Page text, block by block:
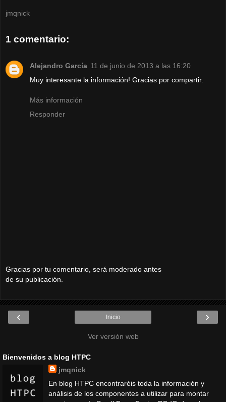
jmqnick
1 comentario:
Alejandro García 11 de junio de 2013 a las 16:20
Muy interesante la información! Gracias por compartir.
Más información
Responder
Gracias por tu comentario, será moderado antes
de su publicación.
‹ ›
Inicio
Ver versión web
Bienvenidos a blog HTPC
jmqnick
En blog HTPC encontraréis toda la información y
análisis de los componentes a utilizar para montar